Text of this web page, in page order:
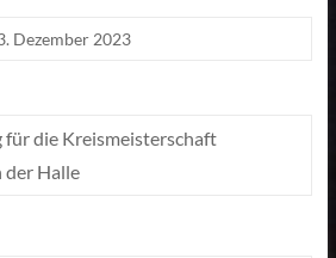
Dezember 2023
für die Kreismeisterschaft
der Halle